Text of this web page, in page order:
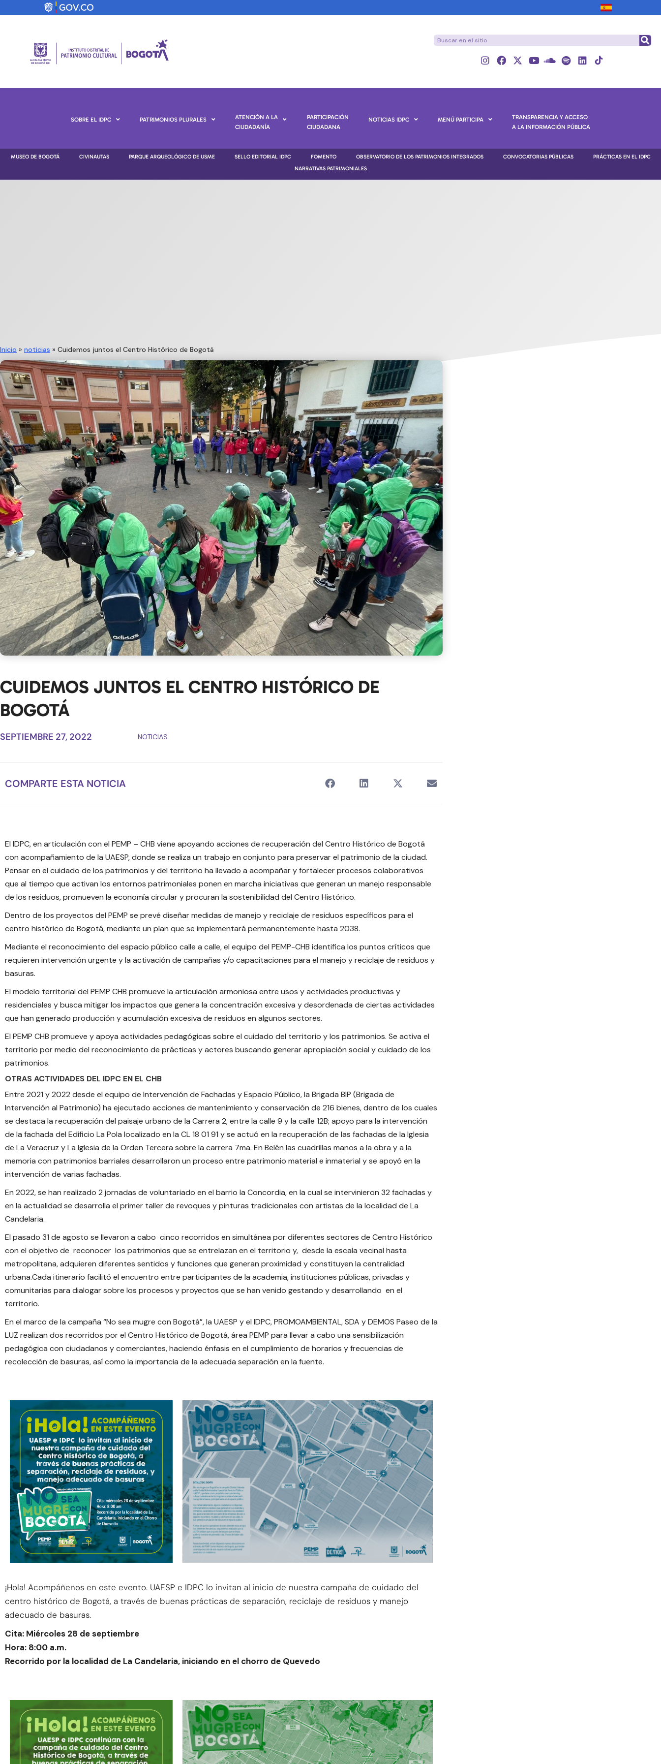
SOBRE EL IDPC PATRIMONIOS PLURALES
ATENCIÓN A LA
CIUDADANÍA
PARTICIPACIÓN
CIUDADANA
NOTICIAS IDPC MENÚ PARTICIPA
TRANSPARENCIA Y ACCESO
A LA INFORMACIÓN PÚBLICA
MUSEO DE BOGOTÁ CIVINAUTAS PARQUE ARQUEOLÓGICO DE USME SELLO EDITORIAL IDPC FOMENTO OBSERVATORIO DE LOS PATRIMONIOS INTEGRADOS CONVOCATORIAS PÚBLICAS
PRÁCTICAS EN EL IDPC
NARRATIVAS PATRIMONIALES
Inicio » noticias » Cuidemos juntos el Centro Histórico de Bogotá
CUIDEMOS JUNTOS EL CENTRO HISTÓRICO DE
BOGOTÁ
SEPTIEMBRE 27, 2022 NOTICIAS
COMPARTE ESTA NOTICIA
El IDPC, en articulación con el PEMP – CHB viene apoyando acciones de recuperación del Centro Histórico de Bogotá
con acompañamiento de la UAESP, donde se realiza un trabajo en conjunto para preservar el patrimonio de la ciudad.
Pensar en el cuidado de los patrimonios y del territorio ha llevado a acompañar y fortalecer procesos colaborativos
que al tiempo que activan los entornos patrimoniales ponen en marcha iniciativas que generan un manejo responsable
de los residuos, promueven la economía circular y procuran la sostenibilidad del Centro Histórico.
Dentro de los proyectos del PEMP se prevé diseñar medidas de manejo y reciclaje de residuos específicos para el
centro histórico de Bogotá, mediante un plan que se implementará permanentemente hasta 2038.
Mediante el reconocimiento del espacio público calle a calle, el equipo del PEMP-CHB identifica los puntos críticos que
requieren intervención urgente y la activación de campañas y/o capacitaciones para el manejo y reciclaje de residuos y
basuras.
El modelo territorial del PEMP CHB promueve la articulación armoniosa entre usos y actividades productivas y
residenciales y busca mitigar los impactos que genera la concentración excesiva y desordenada de ciertas actividades
que han generado producción y acumulación excesiva de residuos en algunos sectores.
El PEMP CHB promueve y apoya actividades pedagógicas sobre el cuidado del territorio y los patrimonios. Se activa el
territorio por medio del reconocimiento de prácticas y actores buscando generar apropiación social y cuidado de los
patrimonios.
OTRAS ACTIVIDADES DEL IDPC EN EL CHB
Entre 2021 y 2022 desde el equipo de Intervención de Fachadas y Espacio Público, la Brigada BIP (Brigada de
Intervención al Patrimonio) ha ejecutado acciones de mantenimiento y conservación de 216 bienes, dentro de los cuales
se destaca la recuperación del paisaje urbano de la Carrera 2, entre la calle 9 y la calle 12B; apoyo para la intervención
de la fachada del Edificio La Pola localizado en la CL 18 01 91 y se actuó en la recuperación de las fachadas de la Iglesia
de La Veracruz y La Iglesia de la Orden Tercera sobre la carrera 7ma. En Belén las cuadrillas manos a la obra y a la
memoria con patrimonios barriales desarrollaron un proceso entre patrimonio material e inmaterial y se apoyó en la
intervención de varias fachadas.
En 2022, se han realizado 2 jornadas de voluntariado en el barrio la Concordia, en la cual se intervinieron 32 fachadas y
en la actualidad se desarrolla el primer taller de revoques y pinturas tradicionales con artistas de la localidad de La
Candelaria.
El pasado 31 de agosto se llevaron a cabo cinco recorridos en simultánea por diferentes sectores de Centro Histórico
con el objetivo de reconocer los patrimonios que se entrelazan en el territorio y, desde la escala vecinal hasta
metropolitana, adquieren diferentes sentidos y funciones que generan proximidad y constituyen la centralidad
urbana.Cada itinerario facilitó el encuentro entre participantes de la academia, instituciones públicas, privadas y
comunitarias para dialogar sobre los procesos y proyectos que se han venido gestando y desarrollando en el
territorio.
En el marco de la campaña “No sea mugre con Bogotá”, la UAESP y el IDPC, PROMOAMBIENTAL, SDA y DEMOS Paseo de la
LUZ realizan dos recorridos por el Centro Histórico de Bogotá, área PEMP para llevar a cabo una sensibilización
pedagógica con ciudadanos y comerciantes, haciendo énfasis en el cumplimiento de horarios y frecuencias de
recolección de basuras, así como la importancia de la adecuada separación en la fuente.
¡Hola! Acompáñenos en este evento. UAESP e IDPC lo invitan al inicio de nuestra campaña de cuidado del
centro histórico de Bogotá, a través de buenas prácticas de separación, reciclaje de residuos y manejo
adecuado de basuras.
Cita: Miércoles 28 de septiembre
Hora: 8:00 a.m.
Recorrido por la localidad de La Candelaria, iniciando en el chorro de Quevedo